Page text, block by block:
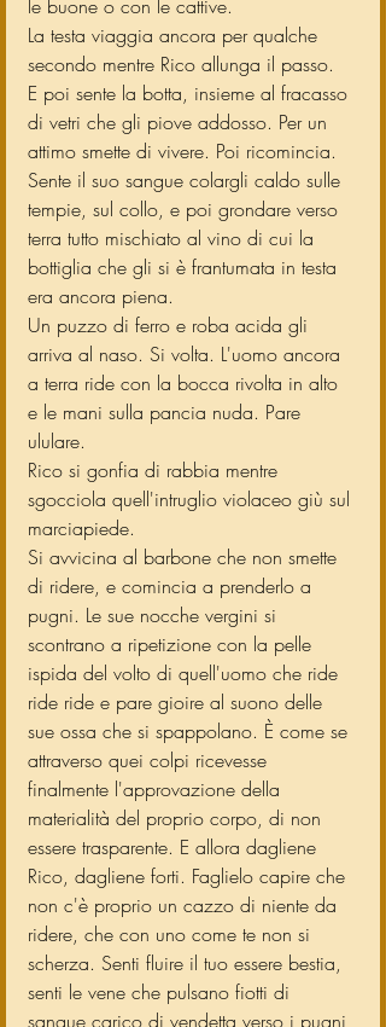
le buone o con le cattive.
La testa viaggia ancora per qualche
secondo mentre Rico allunga il passo.
E poi sente la botta, insieme al fracasso
di vetri che gli piove addosso. Per un
attimo smette di vivere. Poi ricomincia.
Sente il suo sangue colargli caldo sulle
tempie, sul collo, e poi grondare verso
terra tutto mischiato al vino di cui la
bottiglia che gli si è frantumata in testa
era ancora piena.
Un puzzo di ferro e roba acida gli
arriva al naso. Si volta. L'uomo ancora
a terra ride con la bocca rivolta in alto
e le mani sulla pancia nuda. Pare
ululare.
Rico si gonfia di rabbia mentre
sgocciola quell'intruglio violaceo giù sul
marciapiede.
Si avvicina al barbone che non smette
di ridere, e comincia a prenderlo a
pugni. Le sue nocche vergini si
scontrano a ripetizione con la pelle
ispida del volto di quell'uomo che ride
ride ride e pare gioire al suono delle
sue ossa che si spappolano. È come se
attraverso quei colpi ricevesse
finalmente l'approvazione della
materialità del proprio corpo, di non
essere trasparente. E allora dagliene
Rico, dagliene forti. Faglielo capire che
non c'è proprio un cazzo di niente da
ridere, che con uno come te non si
scherza. Senti fluire il tuo essere bestia,
senti le vene che pulsano fiotti di
sangue carico di vendetta verso i pugni